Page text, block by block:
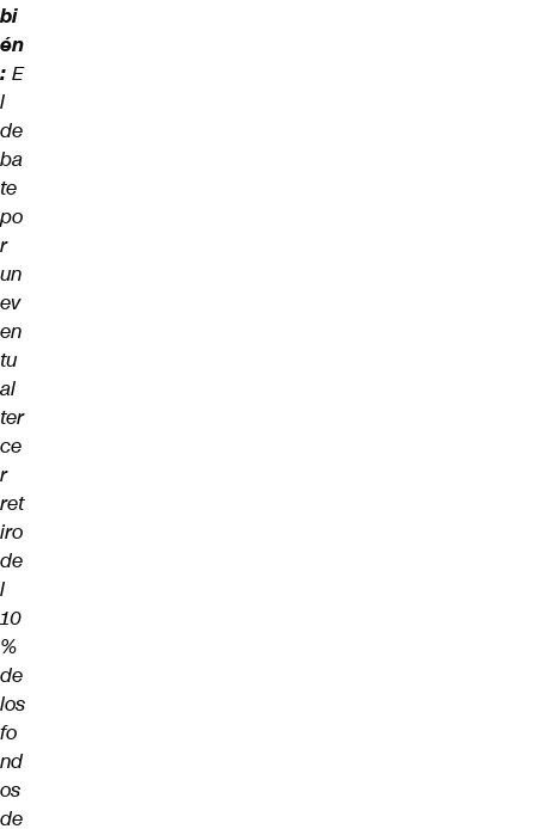
bi
én
: E
l
de
ba
te
po
r
un
ev
en
tu
al
ter
ce
r
ret
iro
de
l
10
%
de
los
fo
nd
os
de